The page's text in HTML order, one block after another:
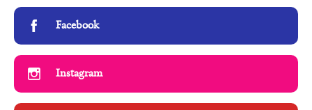
Facebook
Instagram